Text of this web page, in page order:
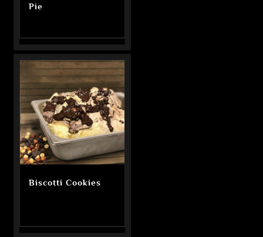
Pie
Biscotti Cookies